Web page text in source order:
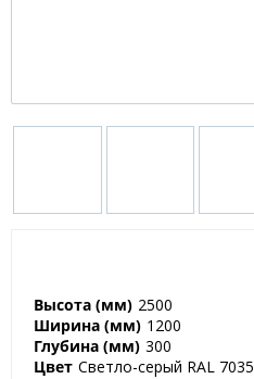
Высота (мм) 2500
Ширина (мм) 1200
Глубина (мм) 300
Цвет Светло-серый RAL 7035